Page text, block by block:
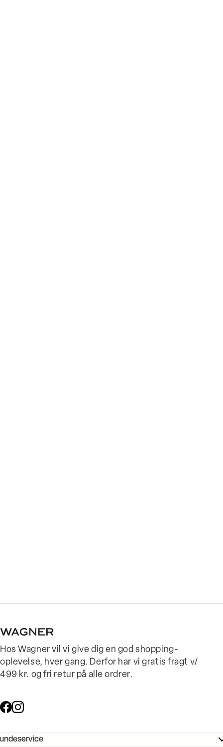
Hos Wagner vil vi give dig en god shopping-
oplevelse, hver gang. Derfor har vi gratis fragt v/
499 kr. og fri retur på alle ordrer.